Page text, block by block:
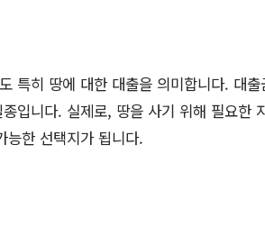
특히 땅에 대한 대출을 의미합니다. 대
입니다. 실제로, 땅을 사기 위해 필요한
능한 선택지가 됩니다.